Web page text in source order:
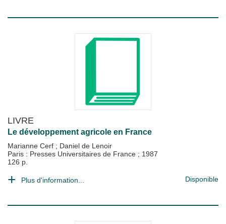
LIVRE
Le développement agricole en France
Marianne Cerf ; Daniel de Lenoir
Paris : Presses Universitaires de France ; 1987
126 p.
Plus d'information... Disponible